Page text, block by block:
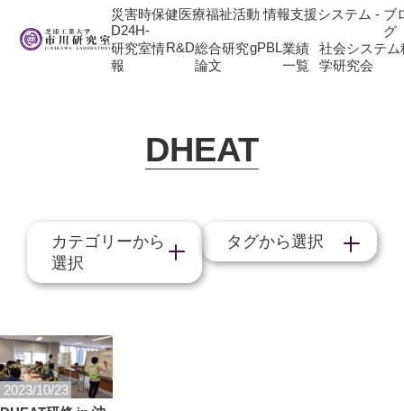
災害時保健医療福祉活動 情報支援システム -
D24H-
ブ
グ
研究室情
報
R&D総合研究
論文
gPBL業績
一覧
社会システム
学研究会
DHEAT
カテゴリーから
選択
タグから選択
2023/10/23